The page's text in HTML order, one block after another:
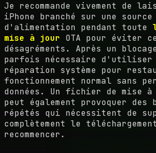
Je recommande vivement de
iPhone branché sur une source
d'alimentation pendant toute
mise à jour OTA pour éviter
désagréments. Après un
parfois nécessaire
réparation système pour
fonctionnement normal sans
données. Un fichier de mise à
peut également provoquer des
répétés qui nécessitent de
complètement le
recommencer.